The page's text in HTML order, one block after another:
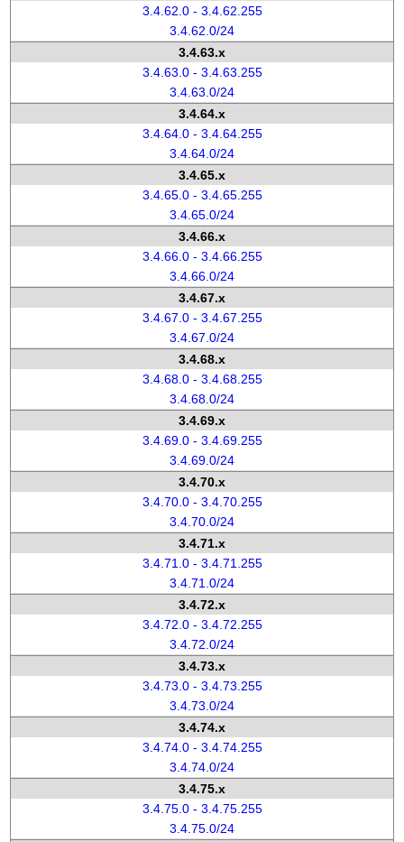
3.4.62.0 - 3.4.62.255
3.4.62.0/24
3.4.63.x
3.4.63.0 - 3.4.63.255
3.4.63.0/24
3.4.64.x
3.4.64.0 - 3.4.64.255
3.4.64.0/24
3.4.65.x
3.4.65.0 - 3.4.65.255
3.4.65.0/24
3.4.66.x
3.4.66.0 - 3.4.66.255
3.4.66.0/24
3.4.67.x
3.4.67.0 - 3.4.67.255
3.4.67.0/24
3.4.68.x
3.4.68.0 - 3.4.68.255
3.4.68.0/24
3.4.69.x
3.4.69.0 - 3.4.69.255
3.4.69.0/24
3.4.70.x
3.4.70.0 - 3.4.70.255
3.4.70.0/24
3.4.71.x
3.4.71.0 - 3.4.71.255
3.4.71.0/24
3.4.72.x
3.4.72.0 - 3.4.72.255
3.4.72.0/24
3.4.73.x
3.4.73.0 - 3.4.73.255
3.4.73.0/24
3.4.74.x
3.4.74.0 - 3.4.74.255
3.4.74.0/24
3.4.75.x
3.4.75.0 - 3.4.75.255
3.4.75.0/24